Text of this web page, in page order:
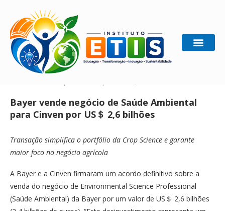
Home Gestão Sustentável
Bayer vende negócio de Saúde Ambiental
para Cinven por US＄ 2,6 bilhões
Transação simplifica o portfólio da Crop Science e garante
maior foco no negócio agrícola
A Bayer e a Cinven firmaram um acordo definitivo sobre a
venda do negócio de Environmental Science Professional
(Saúde Ambiental) da Bayer por um valor de US＄ 2,6 bilhões